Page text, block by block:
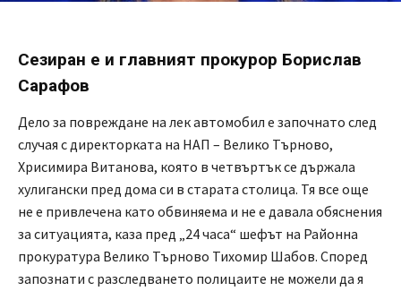
Сезиран е и главният прокурор Борислав
Сарафов
Дело за повреждане на лек автомобил е започнато след
случая с директорката на НАП – Велико Търново,
Хрисимира Витанова, която в четвъртък се държала
хулигански пред дома си в старата столица. Тя все още
не е привлечена като обвиняема и не е давала обяснения
за ситуацията, каза пред „24 часа“ шефът на Районна
прокуратура Велико Търново Тихомир Шабов. Според
запознати с разследването полицаите не можели да я